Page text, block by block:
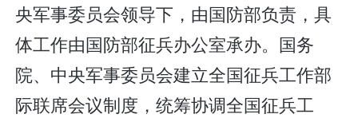
央军事委员会领导下，由国防部负责，具
体工作由国防部征兵办公室承办。国务
院、中央军事委员会建立全国征兵工作部
际联席会议制度，统筹协调全国征兵工